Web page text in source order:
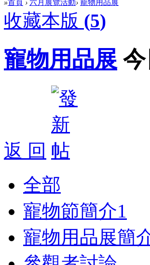
»首頁 › 六月展覽活動› 寵物用品展
收藏本版 (5)
寵物用品展
返 回
全部
寵物節簡介1
寵物用品展簡